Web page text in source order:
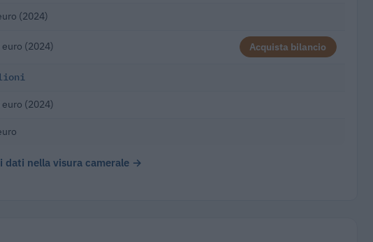
(2024)
(2024) Acquista bilancio
(2024)
dati nella visura camerale →